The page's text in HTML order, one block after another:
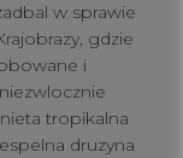
w sprawie
gdzie
i
tropikalna
druzyna